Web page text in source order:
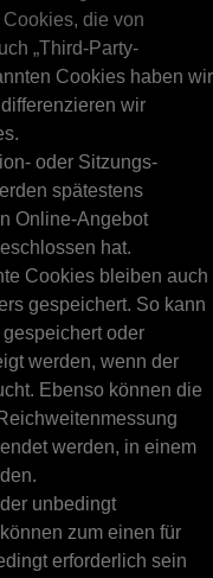
Cookies, die von
„Third-Party-
Cookies haben wir
wir
oder Sitzungs-
spätestens
Online-Angebot
hat.
Cookies bleiben auch
gespeichert. So kann
oder
werden, wenn der
Ebenso können die
werden, in einem
unbedingt
zum einen für
erforderlich sein